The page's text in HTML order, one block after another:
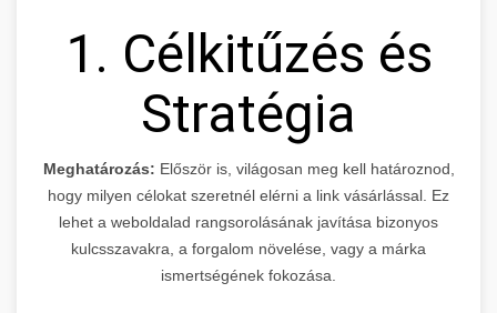
1. Célkitűzés és
Stratégia
Meghatározás: Először is, világosan meg kell határoznod,
hogy milyen célokat szeretnél elérni a link vásárlással. Ez
lehet a weboldalad rangsorolásának javítása bizonyos
kulcsszavakra, a forgalom növelése, vagy a márka
ismertségének fokozása.